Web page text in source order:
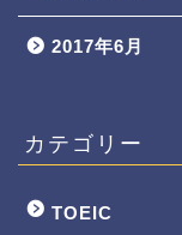
2017年6月
カテゴリー
TOEIC